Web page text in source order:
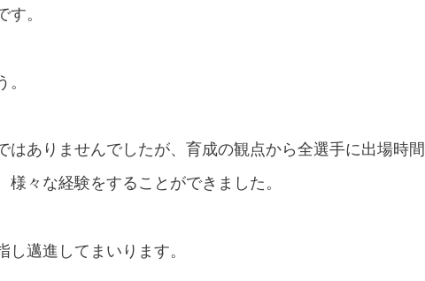
。
ありませんでしたが、育成の観点から全選手に出場時間
々な経験をすることができました。
邁進してまいります。